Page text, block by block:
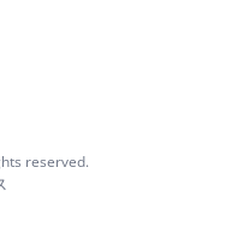
reserved.